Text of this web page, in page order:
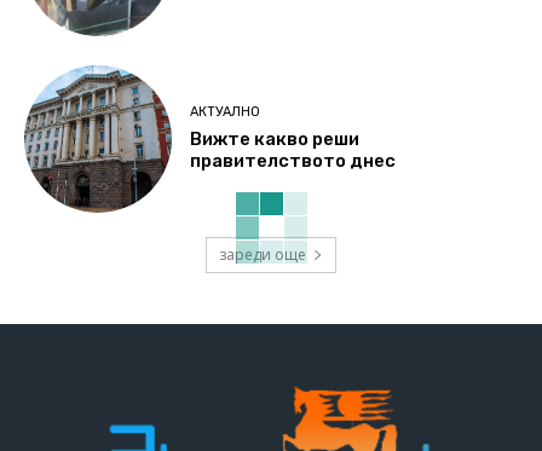
АКТУАЛНО
Вижте какво реши
правителството днес
зареди още